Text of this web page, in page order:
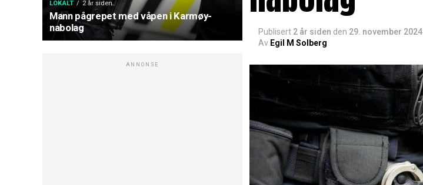
LOKALT 2 år siden
Mann pågrepet med våpen i Karmøy-
nabolag
ANNONSE
Publisert 2 år siden den 29. november 2024
Av Egil M Solberg